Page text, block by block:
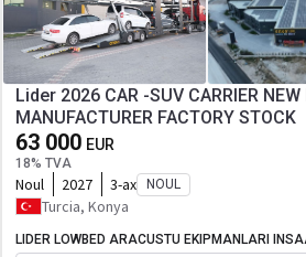
Lider 2026 CAR -SUV CARRIER NEW
MANUFACTURER FACTORY STOCK
63 000 EUR
18% TVA
Noul 2027 3-ax NOUL
Turcia, Konya
LIDER LOWBED ARACUSTU EKIPMANLARI